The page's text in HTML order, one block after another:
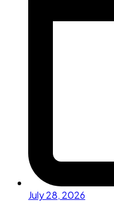
July 28, 2026